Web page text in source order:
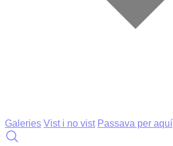
Galeries Vist i no vist Passava per aquí